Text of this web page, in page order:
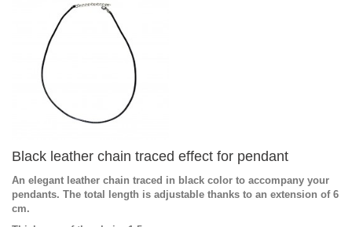
Black leather chain traced effect for pendant
An elegant leather chain traced in black color to accompany your
pendants. The total length is adjustable thanks to an extension of 6
cm.